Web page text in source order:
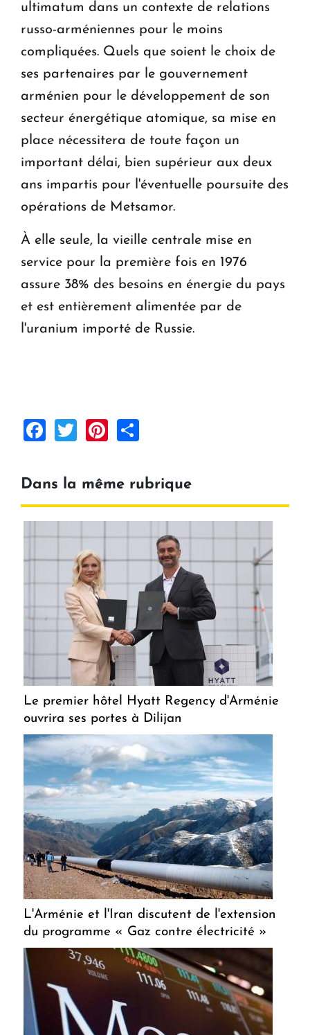
ultimatum dans un contexte de relations
russo-arméniennes pour le moins
compliquées. Quels que soient le choix de
ses partenaires par le gouvernement
arménien pour le développement de son
secteur énergétique atomique, sa mise en
place nécessitera de toute façon un
important délai, bien supérieur aux deux
ans impartis pour l'éventuelle poursuite des
opérations de Metsamor.
À elle seule, la vieille centrale mise en
service pour la première fois en 1976
assure 38% des besoins en énergie du pays
et est entièrement alimentée par de
l'uranium importé de Russie.
Facebook
TwitterPinterest
Dans la même rubrique
Le premier hôtel Hyatt Regency d'Arménie
ouvrira ses portes à Dilijan
L'Arménie et l'Iran discutent de l'extension
du programme « Gaz contre électricité »